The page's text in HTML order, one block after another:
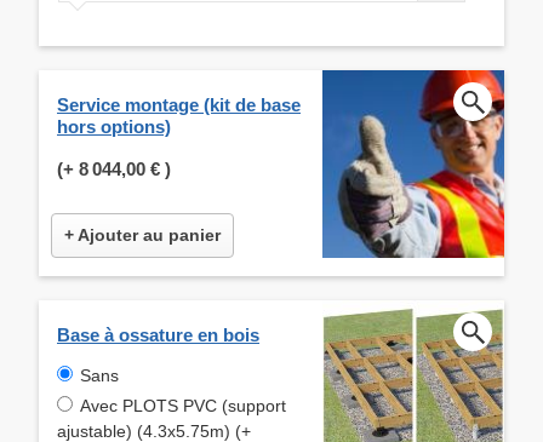
Service montage (kit de base
hors options)
(+ 8 044,00 € )
+ Ajouter au panier
Base à ossature en bois
Sans
Avec PLOTS PVC (support
ajustable) (4.3x5.75m) (+